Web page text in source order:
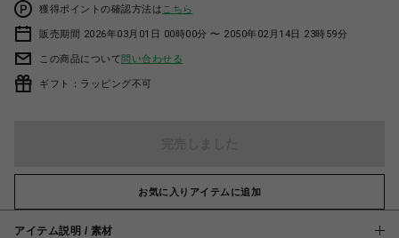
獲得ポイントの確認方法は こちら
販売期間 2026年03月01日 00時00分 〜 2050年02月14日 23時59分
この商品について問い合わせる
ギフト：ラッピング不可
お気に入りアイテムに追加
アイテム説明 / 素材